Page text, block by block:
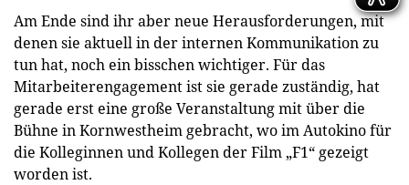
Am Ende sind ihr aber neue Herausforderungen, mit
denen sie aktuell in der internen Kommunikation zu
tun hat, noch ein bisschen wichtiger. Für das
Mitarbeiterengagement ist sie gerade zuständig, hat
gerade erst eine große Veranstaltung mit über die
Bühne in Kornwestheim gebracht, wo im Autokino für
die Kolleginnen und Kollegen der Film „F1“ gezeigt
worden ist.